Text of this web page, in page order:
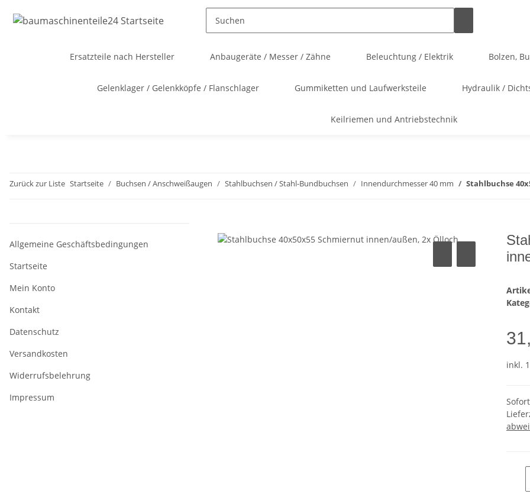
Ersatzteile nach Hersteller Anbaugeräte / Messer / Zähne Beleuchtung / Elektrik Bolzen,
Gelenklager / Gelenkköpfe / Flanschlager Gummiketten und Laufwerksteile Hydraulik /
Keilriemen und Antriebstechnik
Zurück zur Liste Startseite Buchsen / Anschweißaugen Stahlbuchsen / Stahl-Bundbuchsen Innendurchmesser 40 mm Stahlbuchse
inkl.
Allgemeine Geschäftsbedingungen
Startseite
Mein Konto
Kontakt
Datenschutz
Versandkosten
Widerrufsbelehrung
Impressum